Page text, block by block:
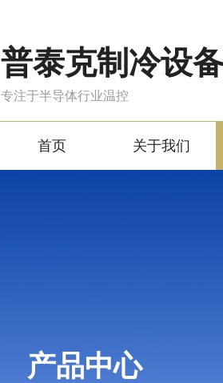
普泰克制冷设
专注于半导体行业温控
首页 关于我们
产品中心